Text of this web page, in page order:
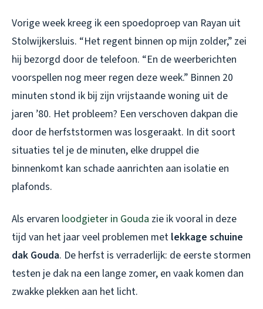
Vorige week kreeg ik een spoedoproep van Rayan uit
Stolwijkersluis. “Het regent binnen op mijn zolder,” zei
hij bezorgd door de telefoon. “En de weerberichten
voorspellen nog meer regen deze week.” Binnen 20
minuten stond ik bij zijn vrijstaande woning uit de
jaren ’80. Het probleem? Een verschoven dakpan die
door de herfststormen was losgeraakt. In dit soort
situaties tel je de minuten, elke druppel die
binnenkomt kan schade aanrichten aan isolatie en
plafonds.
Als ervaren loodgieter in Gouda zie ik vooral in deze
tijd van het jaar veel problemen met lekkage schuine
dak Gouda. De herfst is verraderlijk: de eerste stormen
testen je dak na een lange zomer, en vaak komen dan
zwakke plekken aan het licht.